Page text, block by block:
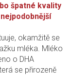
špatné kvality
okamžitě se
mléka. Mléko
o DHA
se přirozeně